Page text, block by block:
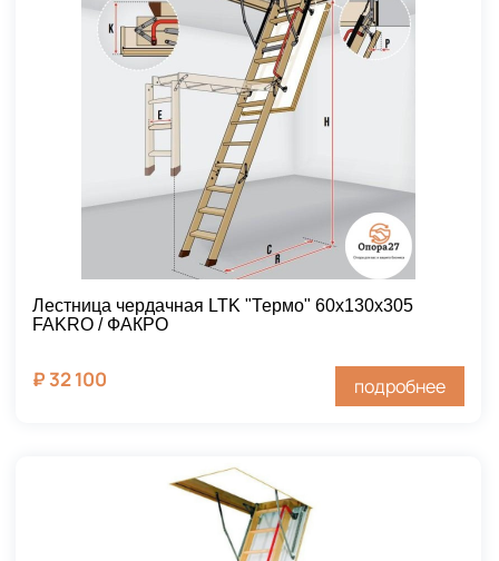
Лестница чердачная LTK "Термо" 60х130х305
FAKRO / ФАКРО
₽ 32 100 подробнее